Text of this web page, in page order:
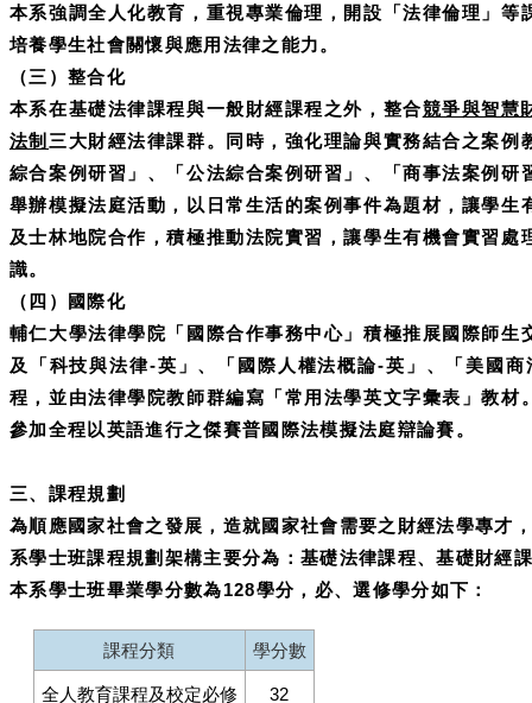
本系強調全人化教育，重視專業倫理，開設「法律倫理」
培養學生社會關懷與應用法律之能力。
（三）整合化
本系在基礎法律課程與一般財經課程之外，整合競爭與智慧
法制 三大財經法律課群。同時，強化理論與實務結合之案
綜合案例研習」、「公法綜合案例研習」、「商事法案例
舉辦模擬法庭活動，以日常生活的案例事件為題材，讓學
及士林地院合作，積極推動法院實習，讓學生有機會實習
識。
（四）國際化
輔仁大學法律學院「國際合作事務中心」積極推展國際師
及「科技與法律-英」、「國際人權法概論-英」、「美國
程，並由法律學院教師群編寫「常用法學英文字彙表」教
參加全程以英語進行之傑賽普國際法模擬法庭辯論賽。
三、課程規劃
為順應國家社會之發展，造就國家社會需要之財經法學專才
系學士班課程規劃架構主要分為：基礎法律課程、基礎財經
本系學士班畢業學分數為128學分，必、選修學分如下：
課程分類 學分數
全人教育課程及校定必修 32